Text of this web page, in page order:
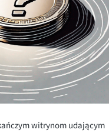
witrynom udającym